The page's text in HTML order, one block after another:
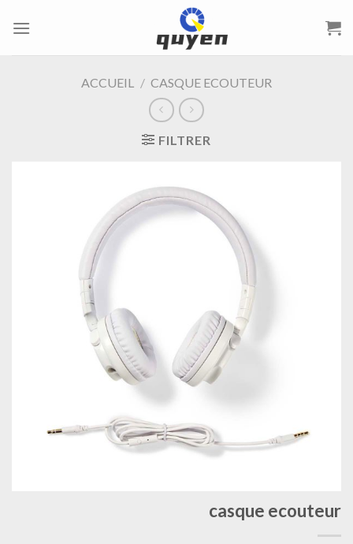
ACCUEIL / CASQUE ECOUTEUR
FILTRER
casque ecouteur